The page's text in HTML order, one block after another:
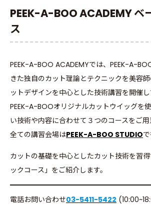
PEEK-A-BOO ACADEMY ベ
ス
PEEK-A-BOO ACADEMYでは、PEEK-A-
きた独自のカット理論とテクニックを美容
ットデザインを中心とした技術講習を開催し
PEEK-A-BOOオリジナルカットウイッグを
い技術や内容に合わせて３つのコースをご用
全ての講習会場はPEEK-A-BOO STUDIO
カットの基礎を中心としたカット技術を習
ックコース」をご紹介します。
電話お問い合わせ03-5411-5422